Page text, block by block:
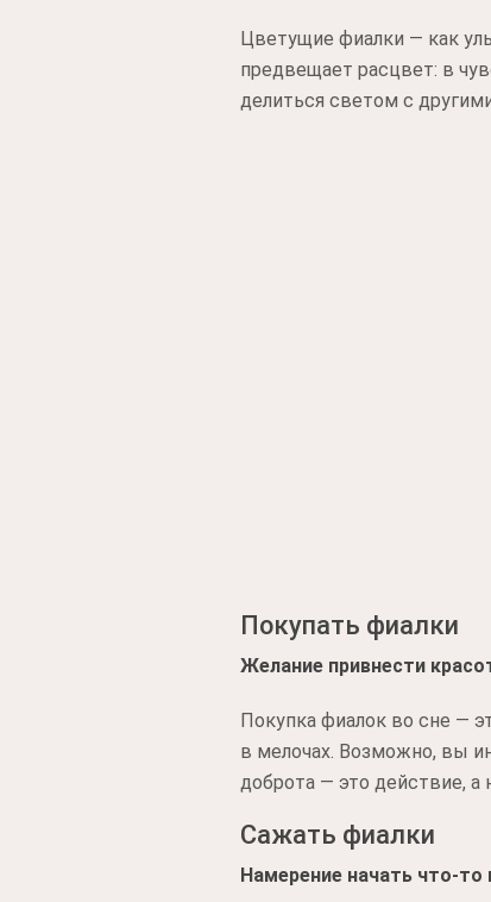
Цветущие фиалки — как
предвещает расцвет: в
делиться светом с
Покупать фиалки
Желание привнести
Покупка фиалок во сне —
в мелочах. Возможно, вы
доброта — это действие, а
Сажать фиалки
Намерение начать что-